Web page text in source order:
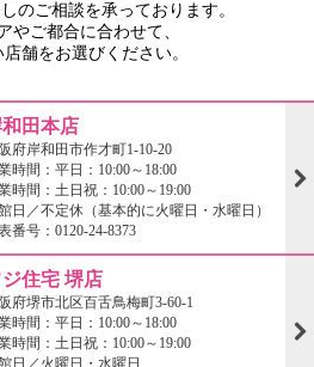
のご相談を承っております。
やご都合に合わせて、
舗をお選びください。
和田本店
府岸和田市作才町1-10-20
時間：平日：10:00～18:00
時間：土日祝：10:00～19:00
日／不定休（基本的に火曜日・水曜日）
番号：0120-24-8373
住宅 堺店
府堺市北区百舌鳥梅町3-60-1
時間：平日：10:00～18:00
時間：土日祝：10:00～19:00
日／火曜日・水曜日